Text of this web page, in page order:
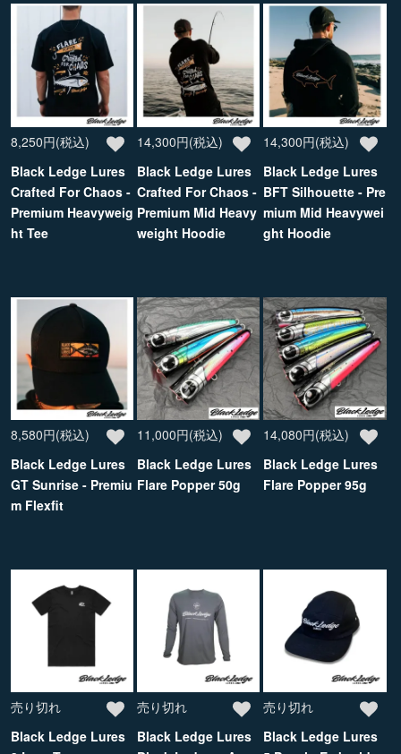
8,250円(税込)
Black Ledge Lures
Crafted For Chaos -
Premium Heavyweig
ht Tee
14,300円(税込)
Black Ledge Lures
Crafted For Chaos -
Premium Mid Heavy
weight Hoodie
14,300円(税込)
Black Ledge Lures
BFT Silhouette - Pre
mium Mid Heavywei
ght Hoodie
8,580円(税込)
Black Ledge Lures
GT Sunrise - Premiu
m Flexfit
11,000円(税込)
Black Ledge Lures
Flare Popper 50g
14,080円(税込)
Black Ledge Lures
Flare Popper 95g
売り切れ
Black Ledge Lures
売り切れ
Black Ledge Lures
売り切れ
Black Ledge Lures